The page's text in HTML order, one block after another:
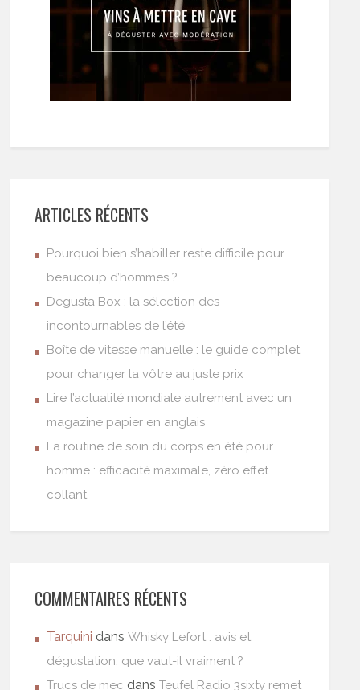
ARTICLES RÉCENTS
Pourquoi bien s’habiller reste difficile pour
beaucoup d’hommes ?
Degusta Box : la sélection des
incontournables de l’été
Boîte de vitesse manuelle : le guide complet
pour changer la vôtre au juste prix
Lire l’actualité mondiale autrement avec un
magazine papier en anglais
La routine de soin du corps en été pour
homme : efficacité maximale, zéro effet
collant
COMMENTAIRES RÉCENTS
Tarquini dansWhisky Lefort : avis et
dégustation, que vaut-il vraiment ?
Trucs de mec dansTeufel Radio 3sixty remet